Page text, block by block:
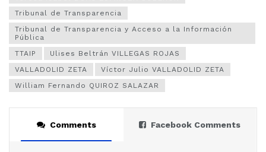
Tribunal de Transparencia
Tribunal de Transparencia y Acceso a la Información
Pública
TTAIP
Ulises Beltrán VILLEGAS ROJAS
VALLADOLID ZETA
Víctor Julio VALLADOLID ZETA
William Fernando QUIROZ SALAZAR
Comments Facebook Comments